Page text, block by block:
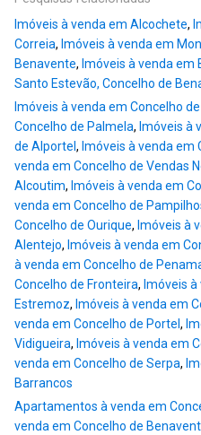
Imóveis à venda em Alcochete,
Correia, Imóveis à venda em
Benavente, Imóveis à venda em
Santo Estevão, Concelho de
Imóveis à venda em Concelho
Concelho de Palmela, Imóveis à
de Alportel , Imóveis à venda em
venda em Concelho de Vendas
Alcoutim, Imóveis à venda em
venda em Concelho de
Concelho de Ourique, Imóveis à
Alentejo, Imóveis à venda em
à venda em Concelho de
Concelho de Fronteira, Imóveis
Estremoz, Imóveis à venda em
venda em Concelho de Portel ,
Vidigueira, Imóveis à venda em
venda em Concelho de Serpa,
Barrancos
Apartamentos à venda em
venda em Concelho de